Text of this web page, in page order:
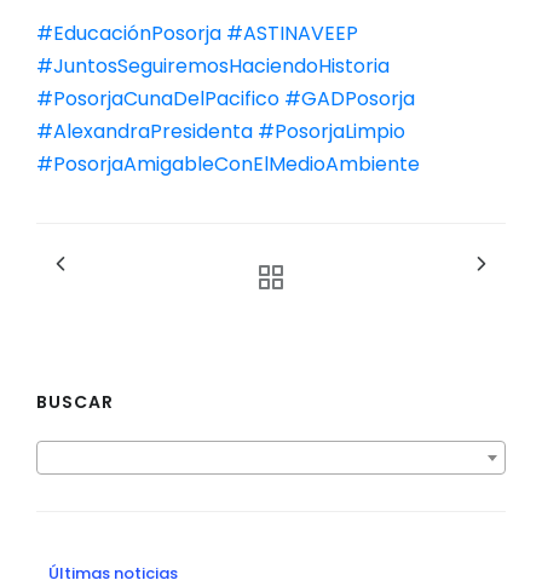
#EducaciónPosorja #ASTINAVEEP
#JuntosSeguiremosHaciendoHistoria
#PosorjaCunaDelPacifico #GADPosorja
#AlexandraPresidenta #PosorjaLimpio
#PosorjaAmigableConElMedioAmbiente
BUSCAR
Últimas noticias